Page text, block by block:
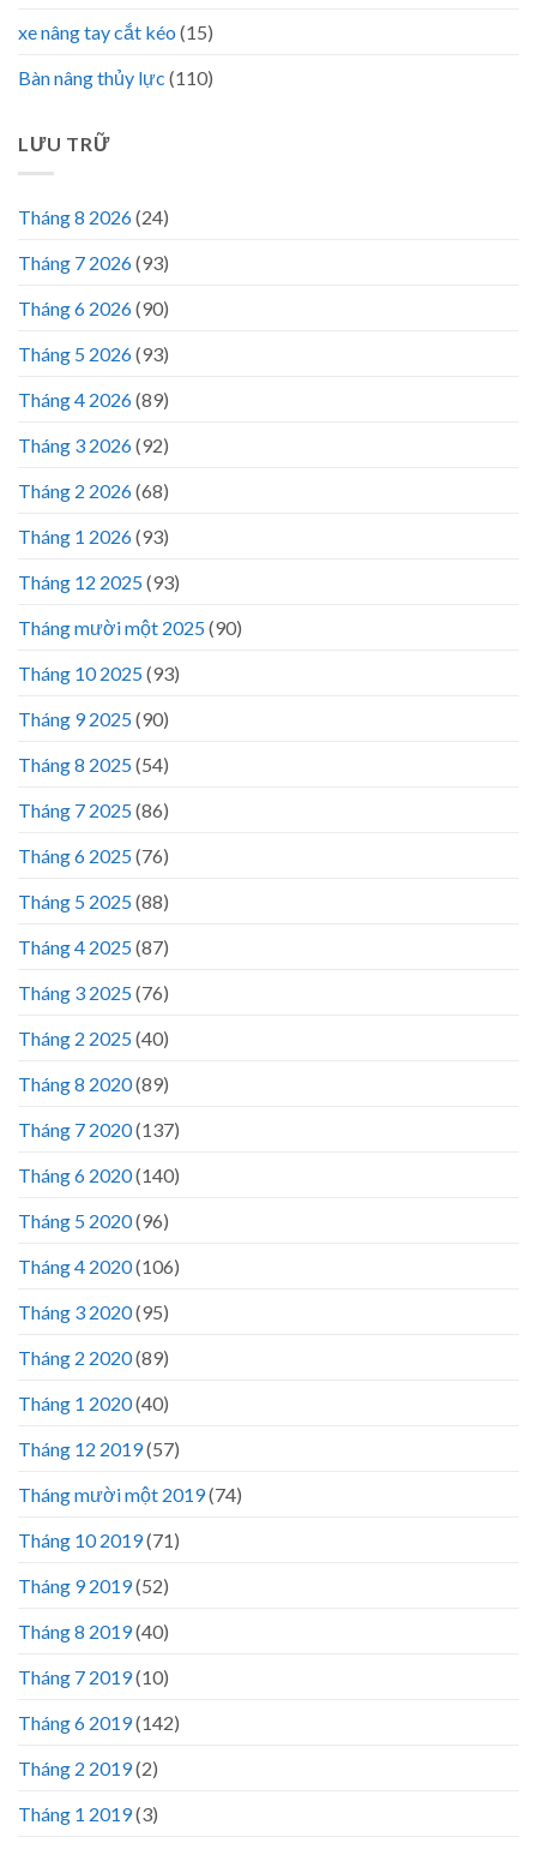
xe nâng tay cắt kéo (15)
Bàn nâng thủy lực (110)
LƯU TRỮ
Tháng 8 2026(24)
Tháng 7 2026(93)
Tháng 6 2026(90)
Tháng 5 2026(93)
Tháng 4 2026(89)
Tháng 3 2026(92)
Tháng 2 2026(68)
Tháng 1 2026(93)
Tháng 12 2025(93)
Tháng mười một 2025(90)
Tháng 10 2025(93)
Tháng 9 2025(90)
Tháng 8 2025(54)
Tháng 7 2025(86)
Tháng 6 2025(76)
Tháng 5 2025(88)
Tháng 4 2025(87)
Tháng 3 2025(76)
Tháng 2 2025(40)
Tháng 8 2020(89)
Tháng 7 2020(137)
Tháng 6 2020(140)
Tháng 5 2020(96)
Tháng 4 2020(106)
Tháng 3 2020(95)
Tháng 2 2020(89)
Tháng 1 2020(40)
Tháng 12 2019(57)
Tháng mười một 2019(74)
Tháng 10 2019(71)
Tháng 9 2019(52)
Tháng 8 2019(40)
Tháng 7 2019(10)
Tháng 6 2019(142)
Tháng 2 2019(2)
Tháng 1 2019(3)